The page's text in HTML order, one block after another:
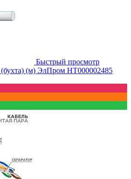
Быстрый просмотр
(м) ЭлПром НТ000002485